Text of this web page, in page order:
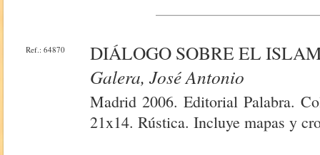
Ref.: 64870
DIÁLOGO SOBRE EL
Galera, José Antonio
Madrid 2006. Editorial Palabra.
21x14. Rústica. Incluye mapas y